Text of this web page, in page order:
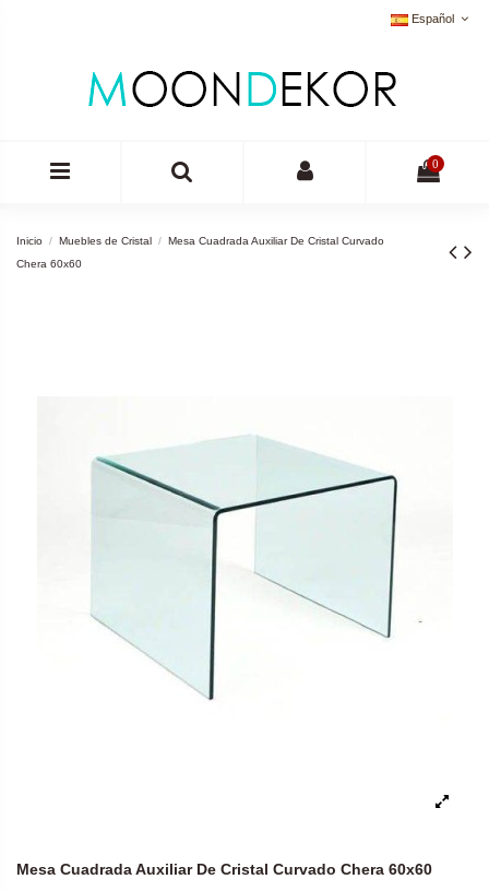
Español
0
Inicio Muebles de Cristal
Mesa Cuadrada Auxiliar De Cristal Curvado
Chera 60x60
Mesa Cuadrada Auxiliar De Cristal Curvado Chera 60x60